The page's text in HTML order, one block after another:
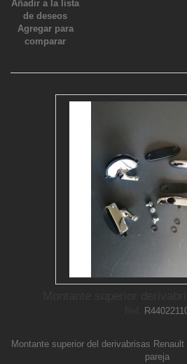
Añadir a la lista
de deseos
Agregar para
comparar
Montante superior del derivabrisas
pareja